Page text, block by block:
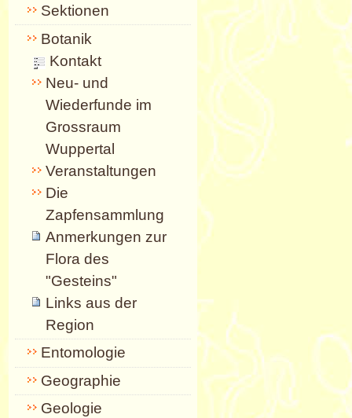
Sektionen
Botanik
Kontakt
Neu- und
Wiederfunde im
Grossraum
Wuppertal
Veranstaltungen
Die
Zapfensammlung
Anmerkungen zur
Flora des
"Gesteins"
Links aus der
Region
Entomologie
Geographie
Geologie